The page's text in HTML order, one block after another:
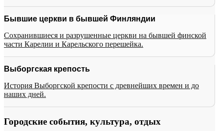
Бывшие церкви в бывшей Финляндии
Сохранившиеся и разрушенные церкви на бывшей финской
части Карелии и Карельского перешейка.
Выборгская крепость
История Выборгской крепости с древнейших времен и до
наших дней.
Городские события, культура, отдых